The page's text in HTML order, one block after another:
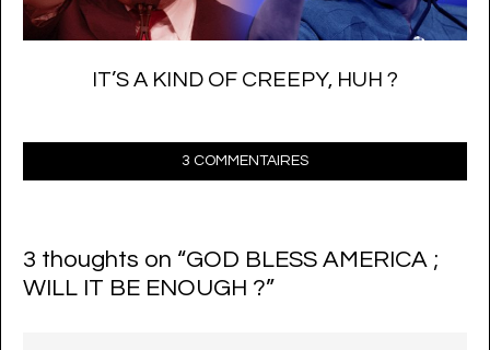
IT’S A KIND OF CREEPY, HUH ?
3 COMMENTAIRES
3 thoughts on “GOD BLESS AMERICA ;
WILL IT BE ENOUGH ?”